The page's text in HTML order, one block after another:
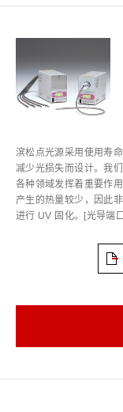
滨松点光源采用使用寿
减少光损失而设计。我
各种领域发挥着重要作
产生的热量较少，因此
进行 UV 固化。[光导端